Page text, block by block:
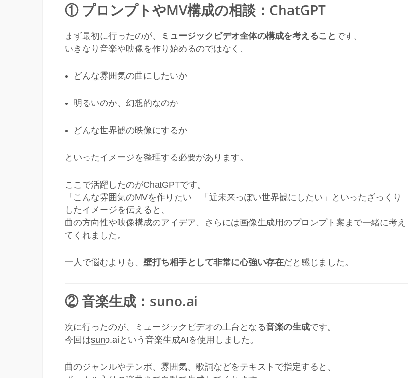
① プロンプトやMV構成の相談：ChatGPT
まず最初に行ったのが、 ミュージックビデオ全体の構成を考えること です。
いきなり音楽や映像を作り始めるのではなく、
どんな雰囲気の曲にしたいか
明るいのか、幻想的なのか
どんな世界観の映像にするか
といったイメージを整理する必要があります。
ここで活躍したのがChatGPTです。
「こんな雰囲気のMVを作りたい」「近未来っぽい世界観にしたい」といったざっくり
したイメージを伝えると、
曲の方向性や映像構成のアイデア、さらには画像生成用のプロンプト案まで一緒に考え
てくれました。
一人で悩むよりも、 壁打ち相手として非常に心強い存在だと感じました。
② 音楽生成：suno.ai
次に行ったのが、ミュージックビデオの土台となる音楽の生成です。
今回はsuno.ai という音楽生成AIを使用しました。
曲のジャンルやテンポ、雰囲気、歌詞などをテキストで指定すると、